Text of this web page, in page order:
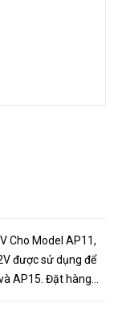
Cho Model AP11,
được sử dụng để
AP15. Đặt hàng